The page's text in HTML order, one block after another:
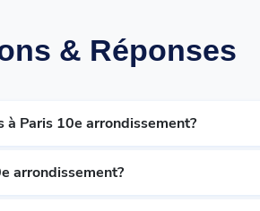
& Réponses
Paris 10e arrondissement?
arrondissement?